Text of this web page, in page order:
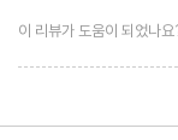
이 리뷰가 도움이 되었나